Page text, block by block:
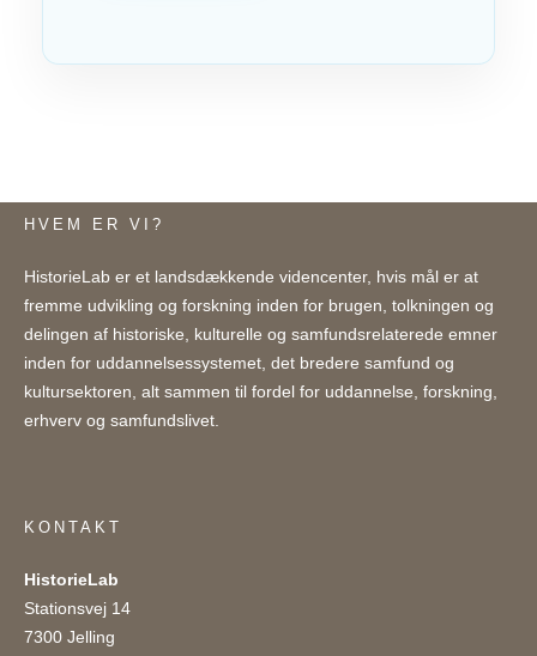
HVEM ER VI?
HistorieLab er et landsdækkende videncenter, hvis mål er at
fremme udvikling og forskning inden for brugen, tolkningen og
delingen af historiske, kulturelle og samfundsrelaterede emner
inden for uddannelsessystemet, det bredere samfund og
kultursektoren, alt sammen til fordel for uddannelse, forskning,
erhverv og samfundslivet.
KONTAKT
HistorieLab
Stationsvej 14
7300 Jelling